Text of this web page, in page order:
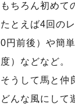
もちろん初めて
たとえば4回の
0円前後）や簡
度）などなど。
そうして馬と仲
どんな風にして